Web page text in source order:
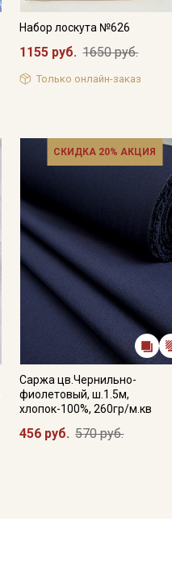
Набор лоскута №626
1155 руб. 1650 руб.
Только онлайн-заказ
СКИДКА 20% АКЦИЯ
Саржа цв.Чернильно-
фиолетовый, ш.1.5м,
хлопок-100%, 260гр/м.кв
456 руб. 570 руб.